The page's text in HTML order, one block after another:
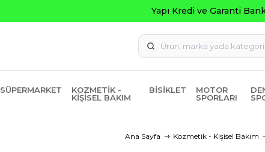
SÜPERMARKET
KOZMETIK -
KIŞISEL BAKIM
BISIKLET
MOTOR
SPORLARI
Ana Sayfa Kozmetik - Kişisel Bakım